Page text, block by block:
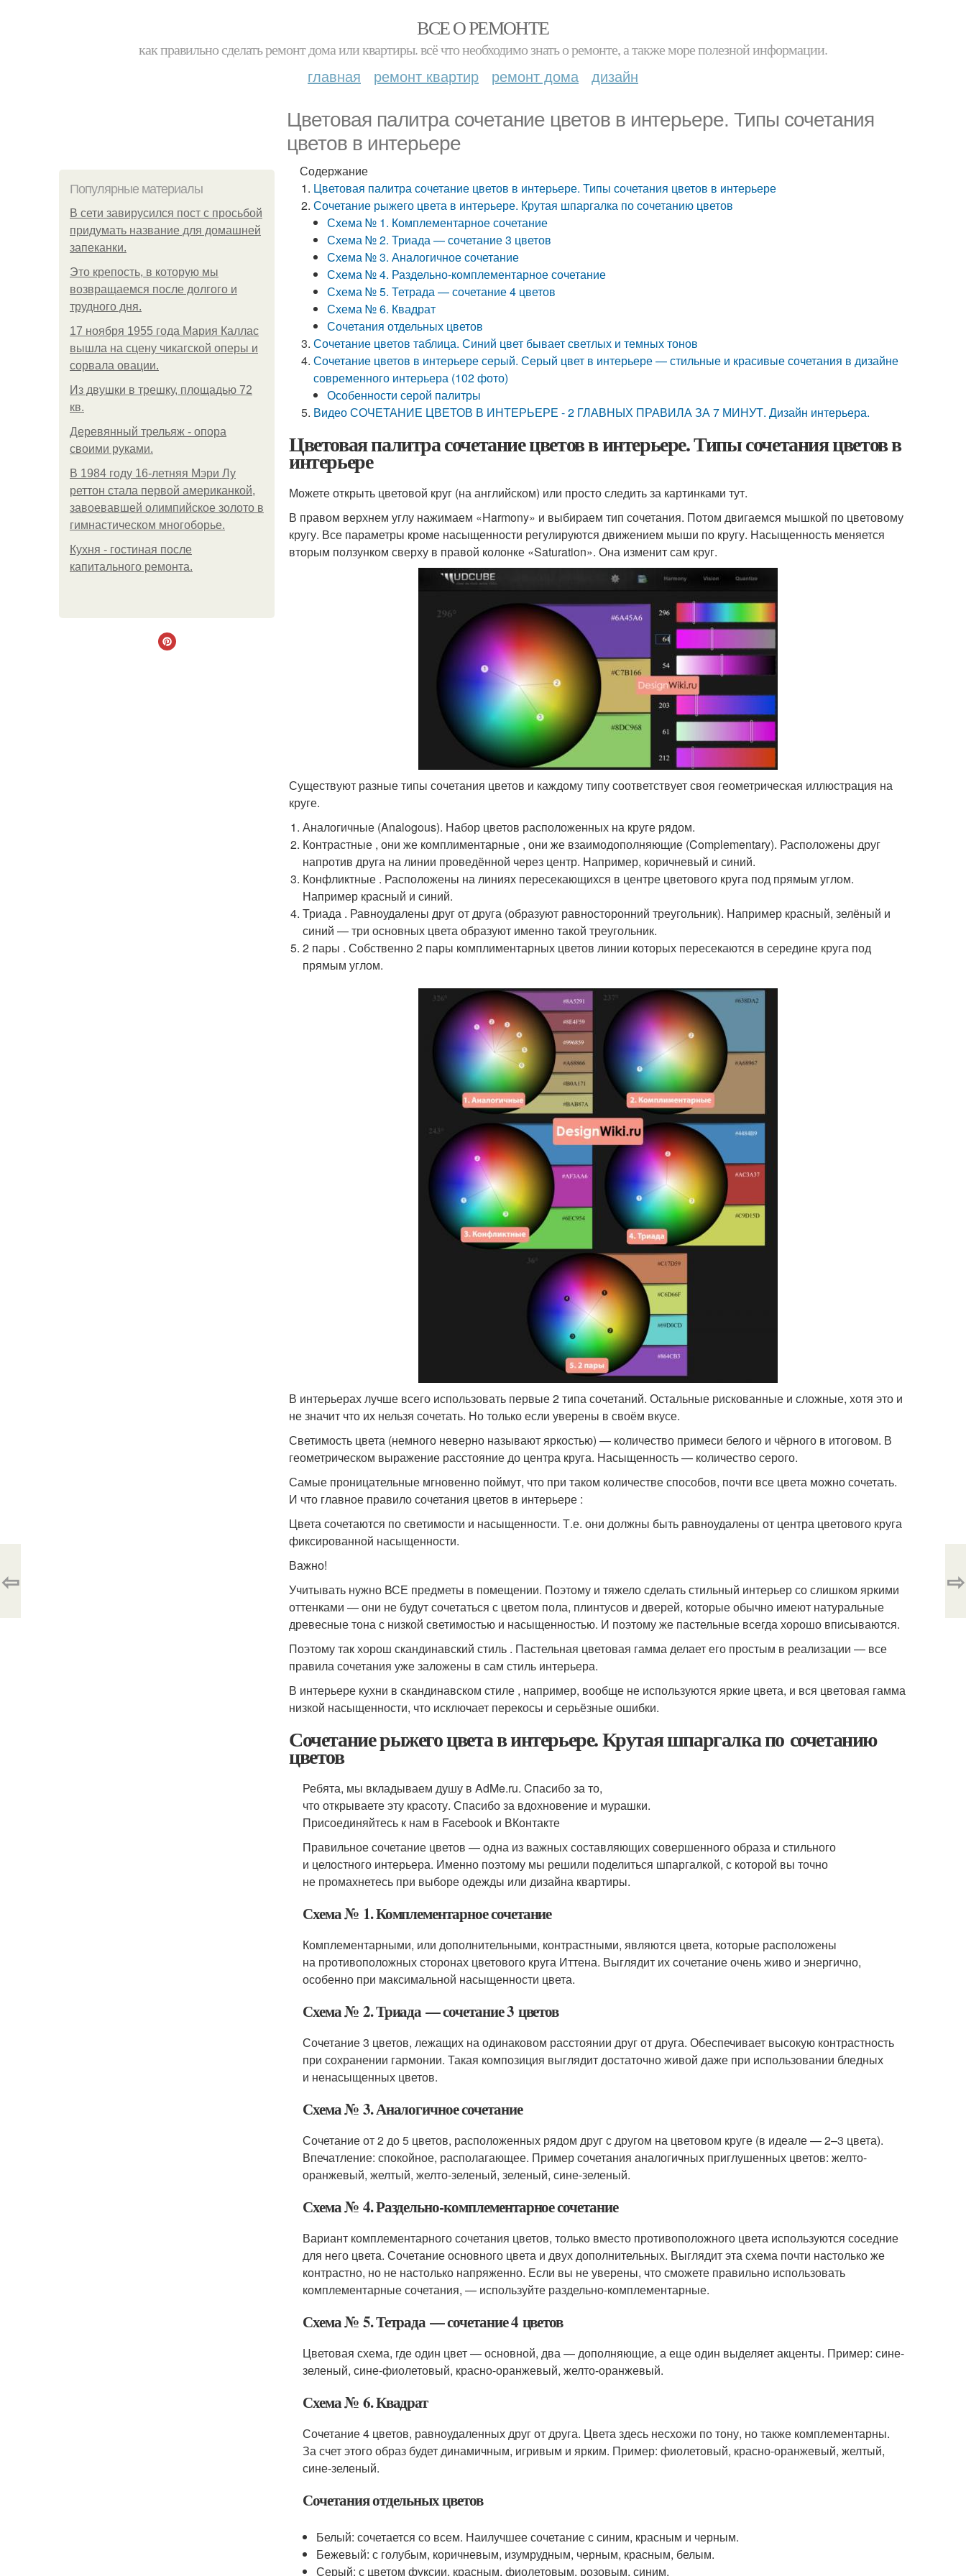
ВСЕ О РЕМОНТЕ
как правильно сделать ремонт дома или квартиры. всё что необходимо знать о ремонте, а также море полезной информации.
главная ремонт квартир ремонт дома дизайн
Цветовая палитра сочетание цветов в интерьере. Типы сочетания
цветов в интерьере
Популярные материалы
В сети завирусился пост с просьбой
придумать название для домашней
запеканки.
Это крепость, в которую мы
возвращаемся после долгого и
трудного дня.
17 ноября 1955 года Мария Каллас
вышла на сцену чикагской оперы и
сорвала овации.
Из двушки в трешку, площадью 72
кв.
Деревянный трельяж - опора
своими руками.
В 1984 году 16-летняя Мэри Лу
реттон стала первой американкой,
завоевавшей олимпийское золото в
гимнастическом многоборье.
Кухня - гостиная после
капитального ремонта.
Содержание
Цветовая палитра сочетание цветов в интерьере. Типы сочетания цветов в интерьере
Сочетание рыжего цвета в интерьере. Крутая шпаргалка по сочетанию цветов
Схема № 1. Комплементарное сочетание
Схема № 2. Триада — сочетание 3 цветов
Схема № 3. Аналогичное сочетание
Схема № 4. Раздельно-комплементарное сочетание
Схема № 5. Тетрада — сочетание 4 цветов
Схема № 6. Квадрат
Сочетания отдельных цветов
Сочетание цветов таблица. Синий цвет бывает светлых и темных тонов
Сочетание цветов в интерьере серый. Серый цвет в интерьере — стильные и красивые сочетания в дизайне
современного интерьера (102 фото)
Особенности серой палитры
Видео СОЧЕТАНИЕ ЦВЕТОВ В ИНТЕРЬЕРЕ - 2 ГЛАВНЫХ ПРАВИЛА ЗА 7 МИНУТ. Дизайн интерьера.
Цветовая палитра сочетание цветов в интерьере. Типы сочетания цветов в
интерьере
Можете открыть цветовой круг (на английском) или просто следить за картинками тут.
В правом верхнем углу нажимаем «Harmony» и выбираем тип сочетания. Потом двигаемся мышкой по цветовому
кругу. Все параметры кроме насыщенности регулируются движением мыши по кругу. Насыщенность меняется
вторым ползунком сверху в правой колонке «Saturation». Она изменит сам круг.
Существуют разные типы сочетания цветов и каждому типу соответствует своя геометрическая иллюстрация на
круге.
Аналогичные (Analogous). Набор цветов расположенных на круге рядом.
Контрастные , они же комплиментарные , они же взаимодополняющие (Complementary). Расположены друг
напротив друга на линии проведённой через центр. Например, коричневый и синий.
Конфликтные . Расположены на линиях пересекающихся в центре цветового круга под прямым углом.
Например красный и синий.
Триада . Равноудалены друг от друга (образуют равносторонний треугольник). Например красный, зелёный и
синий — три основных цвета образуют именно такой треугольник.
2 пары . Собственно 2 пары комплиментарных цветов линии которых пересекаются в середине круга под
прямым углом.
В интерьерах лучше всего использовать первые 2 типа сочетаний. Остальные рискованные и сложные, хотя это и
не значит что их нельзя сочетать. Но только если уверены в своём вкусе.
Светимость цвета (немного неверно называют яркостью) — количество примеси белого и чёрного в итоговом. В
геометрическом выражение расстояние до центра круга. Насыщенность — количество серого.
Самые проницательные мгновенно поймут, что при таком количестве способов, почти все цвета можно сочетать.
И что главное правило сочетания цветов в интерьере :
Цвета сочетаются по светимости и насыщенности. Т.е. они должны быть равноудалены от центра цветового круга
фиксированной насыщенности.
Важно!
Учитывать нужно ВСЕ предметы в помещении. Поэтому и тяжело сделать стильный интерьер со слишком яркими
оттенками — они не будут сочетаться с цветом пола, плинтусов и дверей, которые обычно имеют натуральные
древесные тона с низкой светимостью и насыщенностью. И поэтому же пастельные всегда хорошо вписываются.
Поэтому так хорош скандинавский стиль . Пастельная цветовая гамма делает его простым в реализации — все
правила сочетания уже заложены в сам стиль интерьера.
В интерьере кухни в скандинавском стиле , например, вообще не используются яркие цвета, и вся цветовая гамма
низкой насыщенности, что исключает перекосы и серьёзные ошибки.
Сочетание рыжего цвета в интерьере. Крутая шпаргалка по сочетанию
цветов
Ребята, мы вкладываем душу в AdMe.ru. Cпасибо за то,
что открываете эту красоту. Спасибо за вдохновение и мурашки.
Присоединяйтесь к нам в Facebook и ВКонтакте
Правильное сочетание цветов — одна из важных составляющих совершенного образа и стильного
и целостного интерьера. Именно поэтому мы решили поделиться шпаргалкой, с которой вы точно
не промахнетесь при выборе одежды или дизайна квартиры.
Схема № 1. Комплементарное сочетание
Комплементарными, или дополнительными, контрастными, являются цвета, которые расположены
на противоположных сторонах цветового круга Иттена. Выглядит их сочетание очень живо и энергично,
особенно при максимальной насыщенности цвета.
Схема № 2. Триада — сочетание 3 цветов
Сочетание 3 цветов, лежащих на одинаковом расстоянии друг от друга. Обеспечивает высокую контрастность
при сохранении гармонии. Такая композиция выглядит достаточно живой даже при использовании бледных
и ненасыщенных цветов.
Схема № 3. Аналогичное сочетание
Сочетание от 2 до 5 цветов, расположенных рядом друг с другом на цветовом круге (в идеале — 2–3 цвета).
Впечатление: спокойное, располагающее. Пример сочетания аналогичных приглушенных цветов: желто-
оранжевый, желтый, желто-зеленый, зеленый, сине-зеленый.
Схема № 4. Раздельно-комплементарное сочетание
Вариант комплементарного сочетания цветов, только вместо противоположного цвета используются соседние
для него цвета. Сочетание основного цвета и двух дополнительных. Выглядит эта схема почти настолько же
контрастно, но не настолько напряженно. Если вы не уверены, что сможете правильно использовать
комплементарные сочетания, — используйте раздельно-комплементарные.
Схема № 5. Тетрада — сочетание 4 цветов
Цветовая схема, где один цвет — основной, два — дополняющие, а еще один выделяет акценты. Пример: сине-
зеленый, сине-фиолетовый, красно-оранжевый, желто-оранжевый.
Схема № 6. Квадрат
Сочетание 4 цветов, равноудаленных друг от друга. Цвета здесь несхожи по тону, но также комплементарны.
За счет этого образ будет динамичным, игривым и ярким. Пример: фиолетовый, красно-оранжевый, желтый,
сине-зеленый.
Сочетания отдельных цветов
Белый: сочетается со всем. Наилучшее сочетание с синим, красным и черным.
Бежевый: с голубым, коричневым, изумрудным, черным, красным, белым.
Серый: с цветом фуксии, красным, фиолетовым, розовым, синим.
⇦ ⇨